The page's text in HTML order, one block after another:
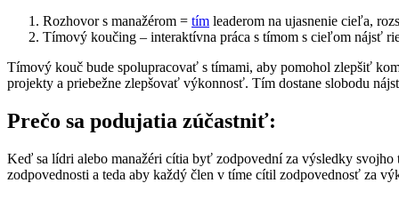
Rozhovor s manažérom = tím leaderom na ujasnenie cieľa,
Tímový koučing – interaktívna práca s tímom s cieľom nájsť
Tímový kouč bude spolupracovať s tímami, aby pomohol zlepšiť
projekty a priebežne zlepšovať výkonnosť. Tím dostane slobodu
Prečo sa podujatia zúčastniť:
Keď sa lídri alebo manažéri cítia byť zodpovední za výsledky
zodpovednosti a teda aby každý člen v tíme cítil zodpovednosť za